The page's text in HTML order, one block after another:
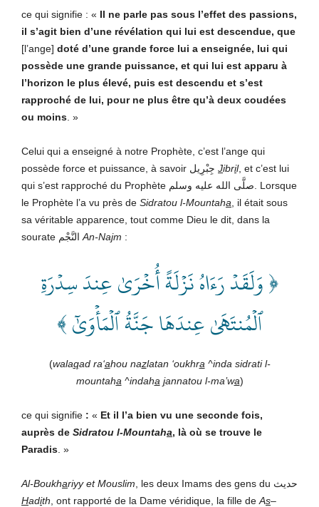
ce qui signifie : « Il ne parle pas sous l’effet des passions,
il s’agit bien d’une révélation qui lui est descendue, que
[l’ange] doté d’une grande force lui a enseignée, lui qui
possède une grande puissance, et qui lui est apparu à
l’horizon le plus élevé, puis est descendu et s’est
rapproché de lui, pour ne plus être qu’à deux coudées
ou moins . »
Celui qui a enseigné à notre Prophète, c’est l’ange qui
Jibril, et c’est lui
qui s’est rapproché du Prophète صلَّى الله عليه وسلم. Lorsque
le Prophète l’a vu près de Sidratou l-Mountaha , il était sous
sa véritable apparence, tout comme Dieu le dit, dans la
An-Najm :
﴿ وَلَقَدۡ رَءَاهُ نَزۡلَةً أُخۡرَىٰ عِندَ سِدۡرَةِ
ٱلۡمُنتَهَىٰ عِندَهَا جَنَّةُ ٱلۡمَأۡوَىٰٓ ﴾
(walaqad ra‘ahou nazlatan ‘oukhra ^inda sidrati l-
mountaha ^indaha jannatou l-ma’wa)
ce qui signifie : « Et il l’a bien vu une seconde fois,
auprès de Sidratou l-Mountaha, là où se trouve le
Paradis . »
Al-Boukhariyy et Mouslim
, les deux Imams des gens du حديث
Hadith , ont rapporté de la Dame véridique, la fille de As–